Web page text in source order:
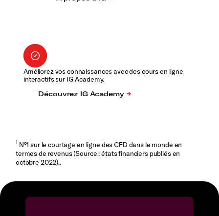
Améliorez vos connaissances avec des cours en ligne
interactifs sur IG Academy.
1N°1 sur le courtage en ligne des CFD dans le monde en
termes de revenus (Source : états financiers publiés en
octobre 2022)..